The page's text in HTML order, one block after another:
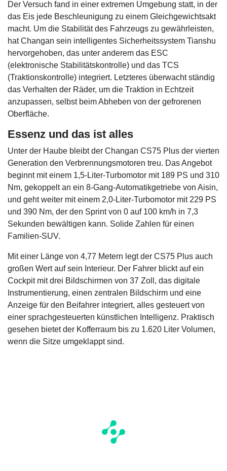
Der Versuch fand in einer extremen Umgebung statt, in der
das Eis jede Beschleunigung zu einem Gleichgewichtsakt
macht. Um die Stabilität des Fahrzeugs zu gewährleisten,
hat Changan sein intelligentes Sicherheitssystem Tianshu
hervorgehoben, das unter anderem das ESC
(elektronische Stabilitätskontrolle) und das TCS
(Traktionskontrolle) integriert. Letzteres überwacht ständig
das Verhalten der Räder, um die Traktion in Echtzeit
anzupassen, selbst beim Abheben von der gefrorenen
Oberfläche.
Essenz und das ist alles
Unter der Haube bleibt der Changan CS75 Plus der vierten
Generation den Verbrennungsmotoren treu. Das Angebot
beginnt mit einem 1,5-Liter-Turbomotor mit 189 PS und 310
Nm, gekoppelt an ein 8-Gang-Automatikgetriebe von Aisin,
und geht weiter mit einem 2,0-Liter-Turbomotor mit 229 PS
und 390 Nm, der den Sprint von 0 auf 100 km/h in 7,3
Sekunden bewältigen kann. Solide Zahlen für einen
Familien-SUV.
Mit einer Länge von 4,77 Metern legt der CS75 Plus auch
großen Wert auf sein Interieur. Der Fahrer blickt auf ein
Cockpit mit drei Bildschirmen von 37 Zoll, das digitale
Instrumentierung, einen zentralen Bildschirm und eine
Anzeige für den Beifahrer integriert, alles gesteuert von
einer sprachgesteuerten künstlichen Intelligenz. Praktisch
gesehen bietet der Kofferraum bis zu 1.620 Liter Volumen,
wenn die Sitze umgeklappt sind.